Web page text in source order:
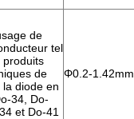
de
tel
produits
de
la diode en
34, Do-
et Do-41
Φ0.2-1.42mm